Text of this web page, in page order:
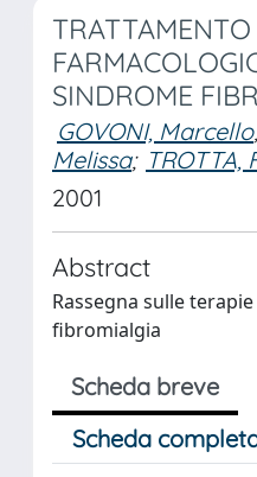
TRATTAMENTO
SINDROME
GOVONI, Marcello;
Melissa; TROTTA,
2001
Abstract
Rassegna sulle
fibromialgia
Scheda breve
Scheda